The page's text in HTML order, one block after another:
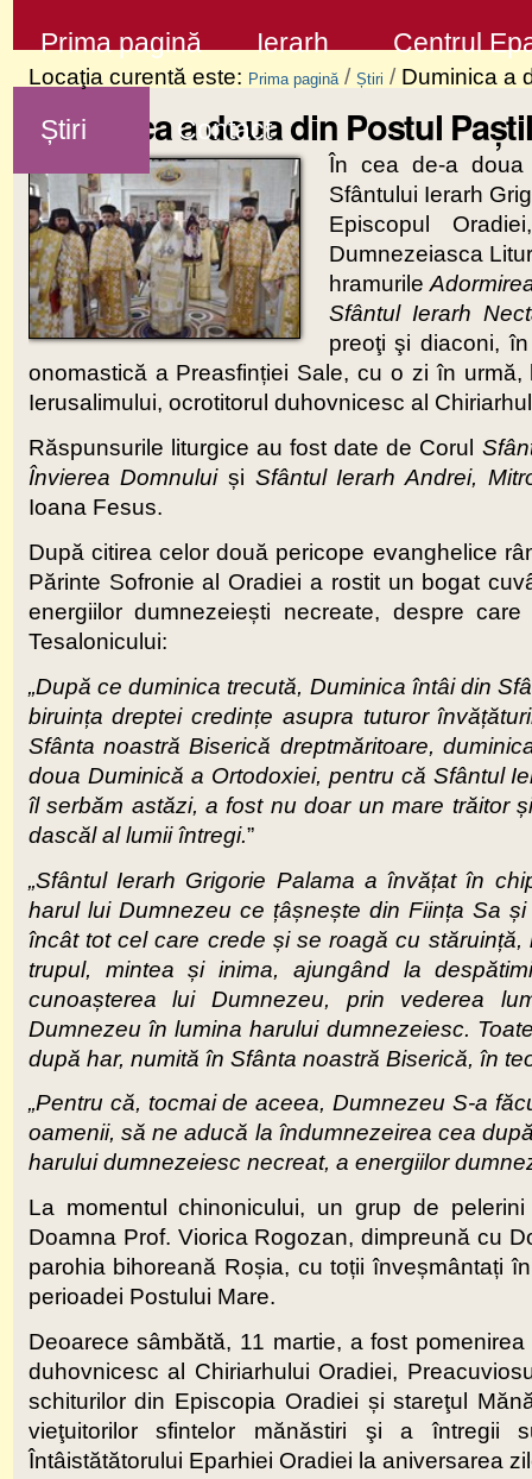
la
conţinut
Sari
la
navigare
Prima pagină Ierarh Centrul
Știri Contact
Locaţia curentă este: Prima pagină / Știri / Duminica a
Duminica a doua din Postul
În cea de-a doua
Sfântului Ierarh
Episcopul
Dumnezeiasca
hramurile
Sfântul Ierarh
preoţi şi diaconi,
onomastică a Preasfinției Sale, cu o zi în
Ierusalimului, ocrotitorul duhovnicesc al
Răspunsurile liturgice au fost date de Corul
Învierea Domnuluiși Sfântul Ierarh Andrei,
Ioana Fesus.
După citirea celor două pericope evanghelice
Părinte Sofronie al Oradiei a rostit un bogat
energiilor dumnezeiești necreate, despre
Tesalonicului:
„După ce duminica trecută, Duminica întâi din
biruința dreptei credințe asupra tuturor
Sfânta noastră Biserică dreptmăritoare,
doua Duminică a Ortodoxiei, pentru că Sfântul
îl serbăm astăzi, a fost nu doar un mare trăitor
dascăl al lumii întregi.”
„Sfântul Ierarh Grigorie Palama a învățat în
harul lui Dumnezeu ce țâșnește din Ființa Sa
încât tot cel care crede și se roagă cu
trupul, mintea și inima, ajungând la
cunoașterea lui Dumnezeu, prin vederea
Dumnezeu în lumina harului dumnezeiesc.
după har, numită în Sfânta noastră Biserică, în
„Pentru că, tocmai de aceea, Dumnezeu S-a
oamenii, să ne aducă la îndumnezeirea cea
harului dumnezeiesc necreat, a energiilor
La momentul chinonicului, un grup de
Doamna Prof. Viorica Rogozan, dimpreună cu
parohia bihoreană Roșia, cu toții înveșmântați
perioadei Postului Mare.
Deoarece sâmbătă, 11 martie, a fost
duhovnicesc al Chiriarhului Oradiei,
schiturilor din Episcopia Oradiei și stareţul
vieţuitorilor sfintelor mănăstiri şi a întregii
Întâistătătorului Eparhiei Oradiei la aniversarea